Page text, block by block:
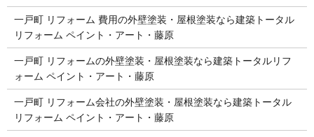
一戸町 リフォーム 費用の外壁塗装・屋根塗装なら建築トータル
リフォーム ペイント・アート・藤原
一戸町 リフォームの外壁塗装・屋根塗装なら建築トータルリフ
ォーム ペイント・アート・藤原
一戸町 リフォーム会社の外壁塗装・屋根塗装なら建築トータル
リフォーム ペイント・アート・藤原